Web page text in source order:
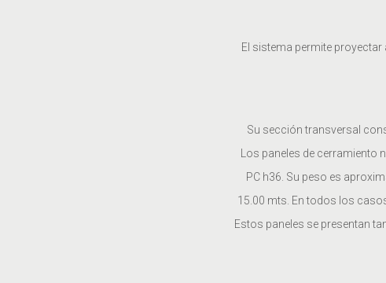
El sistema permite
Su sección transversal
Los paneles de
PC h36. Su peso es
15.00 mts. En todos los
Estos paneles se presentan